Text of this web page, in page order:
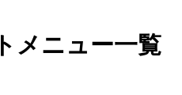
メニュー一覧